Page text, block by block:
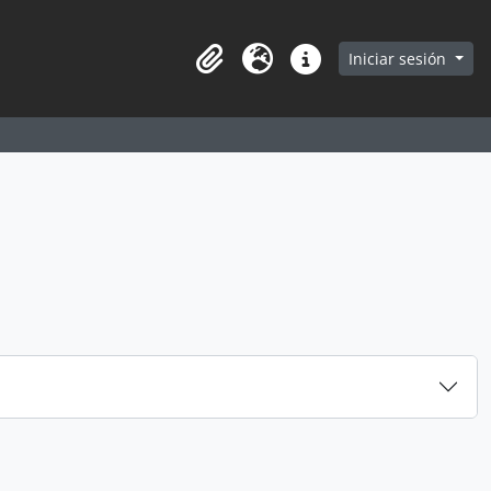
in browse page
Portapapeles
Idioma Enlaces rápidos
Iniciar sesión